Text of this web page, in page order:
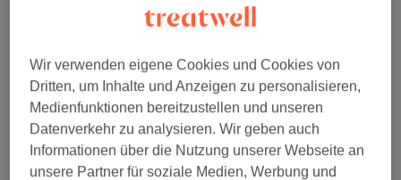
30 Min.
Details anzeigen
CHF 10
Aisselles
30 Min.Details anzeigen
CHF 20 Auswählen
Bikini échancré
Details anzeigen
CHF 20 Auswählen
Wir verwenden eigene Cookies und Cookies von
Dritten, um Inhalte und Anzeigen zu personalisieren,
Medienfunktionen bereitzustellen und unseren
Datenverkehr zu analysieren. Wir geben auch
Informationen über die Nutzung unserer Webseite an
unsere Partner für soziale Medien, Werbung und